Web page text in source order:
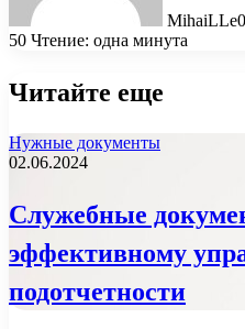
MihaiLLe
50 Чтение: одна минута
Читайте еще
Нужные документы
02.06.2024
Служебные
эффективному
подотчетности